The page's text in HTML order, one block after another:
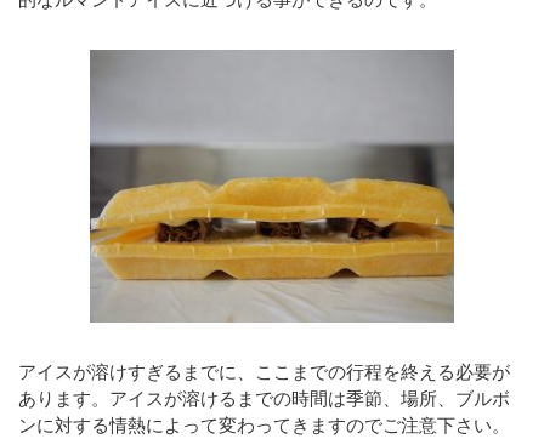
アイスが溶けすぎるまでに、ここまでの行程を終える必要が
あります。アイスが溶けるまでの時間は季節、場所、ブルボ
ンに対する情熱によって変わってきますのでご注意下さい。